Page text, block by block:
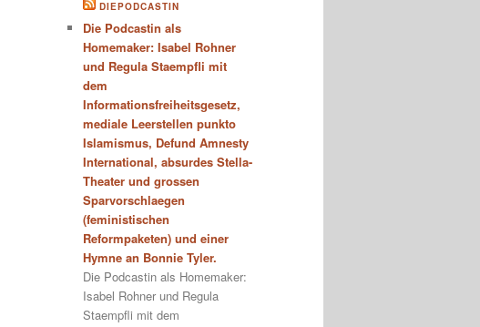
DIEPODCASTIN
Die Podcastin als
Homemaker: Isabel Rohner
und Regula Staempfli mit
dem
Informationsfreiheitsgesetz,
mediale Leerstellen punkto
Islamismus, Defund Amnesty
International, absurdes Stella-
Theater und grossen
Sparvorschlaegen
(feministischen
Reformpaketen) und einer
Hymne an Bonnie Tyler.
Die Podcastin als Homemaker:
Isabel Rohner und Regula
Staempfli mit dem